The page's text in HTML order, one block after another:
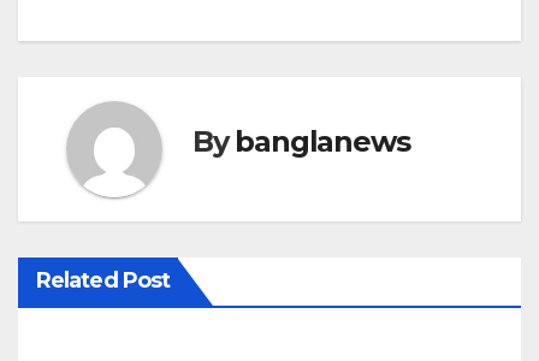
n
a
v
i
Bybanglanews
Related Post